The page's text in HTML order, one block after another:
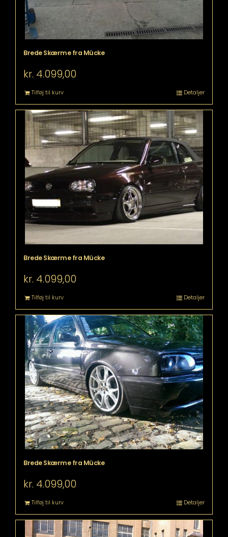
Brede Skærme fra Mücke
kr. 4.099,00
Tilføj til kurv Detaljer
Brede Skærme fra Mücke
kr. 4.099,00
Tilføj til kurv Detaljer
Brede Skærme fra Mücke
kr. 4.099,00
Tilføj til kurv Detaljer